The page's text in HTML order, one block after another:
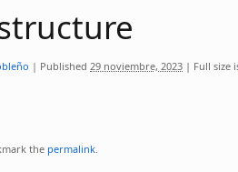
| Published 29 noviembre, 2023 | Full size
the permalink